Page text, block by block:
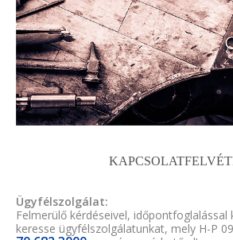
Ügyfélszolgálat:
Felmerülő kérdéseivel, időpontfoglalással
keresse ügyfélszolgálatunkat, mely H-P